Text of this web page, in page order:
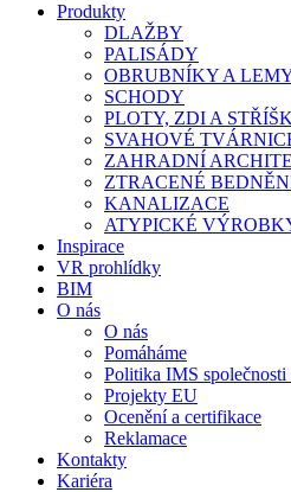
Produkty
DLAŽBY
PALISÁDY
OBRUBNÍKY A
SCHODY
PLOTY, ZDI A
SVAHOVÉ
ZAHRADNÍ
ZTRACENÉ
KANALIZACE
ATYPICKÉ
Inspirace
VR prohlídky
BIM
O nás
O nás
Pomáháme
Politika IMS
Projekty EU
Ocenění a certifikace
Reklamace
Kontakty
Kariéra